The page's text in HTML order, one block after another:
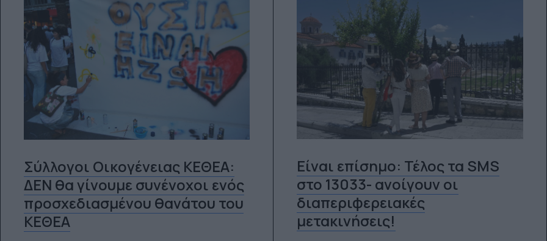
Σύλλογοι Οικογένειας ΚΕΘΕΑ:
ΔΕΝ θα γίνουμε συνένοχοι ενός
προσχεδιασμένου θανάτου του
ΚΕΘΕΑ
Είναι επίσημο: Τέλος τα SMS
στο 13033- ανοίγουν οι
διαπεριφερειακές
μετακινήσεις!